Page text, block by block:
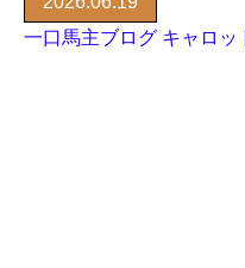
一口馬主ブログ キャロ